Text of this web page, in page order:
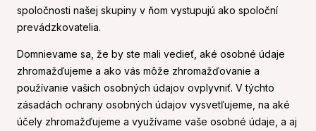
spoločnosti našej skupiny v ňom vystupujú ako spoloční
prevádzkovatelia.
Domnievame sa, že by ste mali vedieť, aké osobné údaje
zhromažďujeme a ako vás môže zhromažďovanie a
používanie vašich osobných údajov ovplyvniť. V týchto
zásadách ochrany osobných údajov vysvetľujeme, na aké
účely zhromažďujeme a využívame vaše osobné údaje, a aj